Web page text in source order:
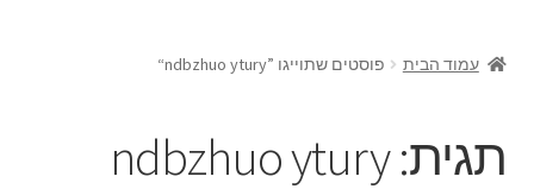
עמוד הבית פוסטים שתוייגו ”ndbzhuo ytury“
תגית:ndbzhuo ytury